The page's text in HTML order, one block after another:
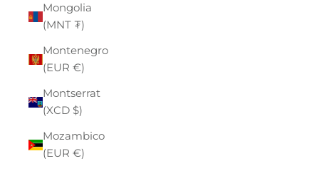
Mongolia
(MNT ₮)
Montenegro
(EUR €)
Montserrat
(XCD $)
Mozambico
(EUR €)